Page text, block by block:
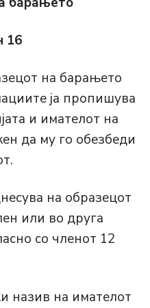
16
на барањето
ја пропишува
и имателот на
да му го обезбеди
на образецот
или во друга
со членот 12
на имателот